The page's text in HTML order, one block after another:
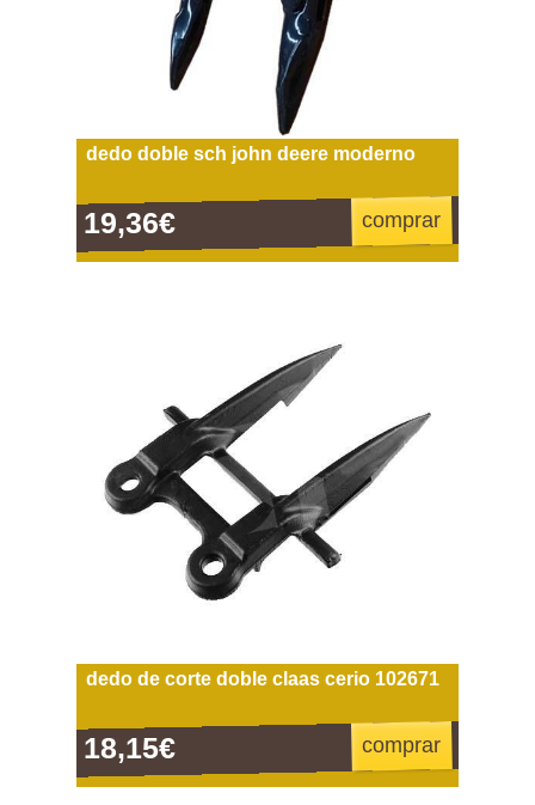
dedo doble sch john deere moderno
19,36€ comprar
dedo de corte doble claas cerio 102671
18,15€ comprar